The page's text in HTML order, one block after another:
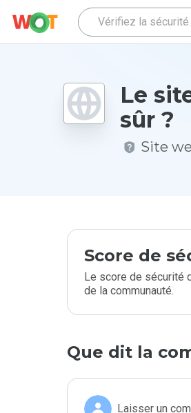
Le
sûr ?
Site
Score de
Le score de sécurité
de la communauté.
Que dit la
Laisser un